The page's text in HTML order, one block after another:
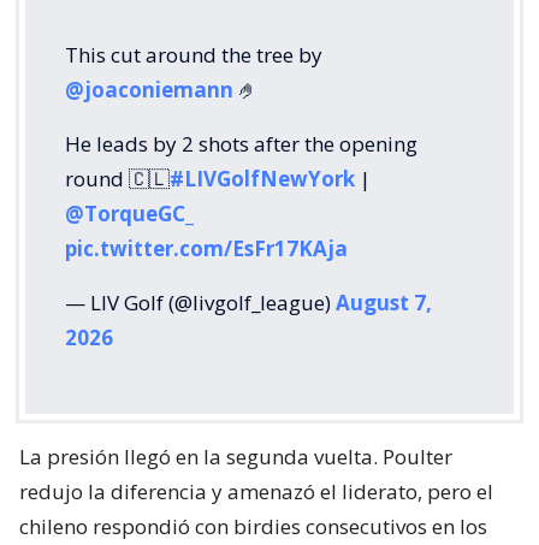
This cut around the tree by
@joaconiemann 🤌
He leads by 2 shots after the opening
round 🇨🇱#LIVGolfNewYork |
@TorqueGC_
pic.twitter.com/EsFr17KAja
— LIV Golf (@livgolf_league)August 7,
2026
La presión llegó en la segunda vuelta. Poulter
redujo la diferencia y amenazó el liderato, pero el
chileno respondió con birdies consecutivos en los